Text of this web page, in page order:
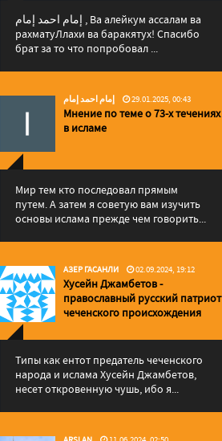
إمام احمد إمام , Ва алейкум ассалам ва
рахматуЛлахи ва баракятух! Спасибо
брат за то что попробовал ...
إمام احمد إمام 29.01.2025, 00:43
Мнение по теме о 73-х течениях
в исламе
Мир тем кто последовал прямым
путем. А затем я советую вам изучить
основы ислама прежде чем говорить...
АЗЕР ГАСАНЛИ 02.09.2024, 19:12
Хусейн Джамбетов -
православный русский патриот
чеченского происхождения
Типы как ентот предатель чеченского
народа и ислама Хусейн Джамбетов,
несет откровенную чушь, ибо я...